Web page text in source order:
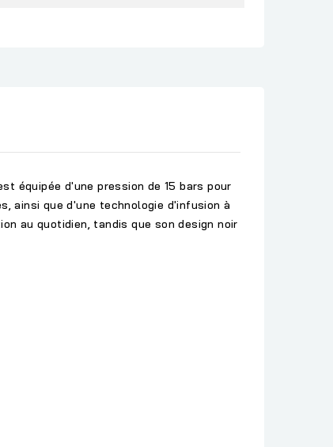
équipée d'unepression de 15 bars pour
ainsi que d'une technologie d'infusion à
au quotidien, tandis que son design noir